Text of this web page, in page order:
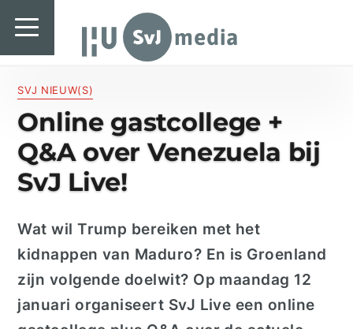
SvJ media
SVJ NIEUW(S)
Online gastcollege +
Q&A over Venezuela bij
SvJ Live!
Wat wil Trump bereiken met het
kidnappen van Maduro? En is Groenland
zijn volgende doelwit? Op maandag 12
januari organiseert SvJ Live een online
SvJ media
Landelijk
Regionaal
Specials & International
In de praktijk
Freelancebureau
Introductiefestival
Agenda & Vacatures